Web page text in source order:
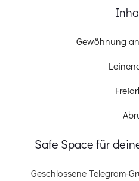
Gewöhnung
Safe Space für
Geschlossene Telegram-